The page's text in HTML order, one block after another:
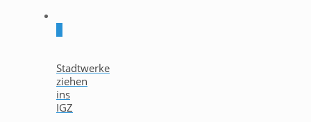
Stadtwerke
ziehen
ins
IGZ